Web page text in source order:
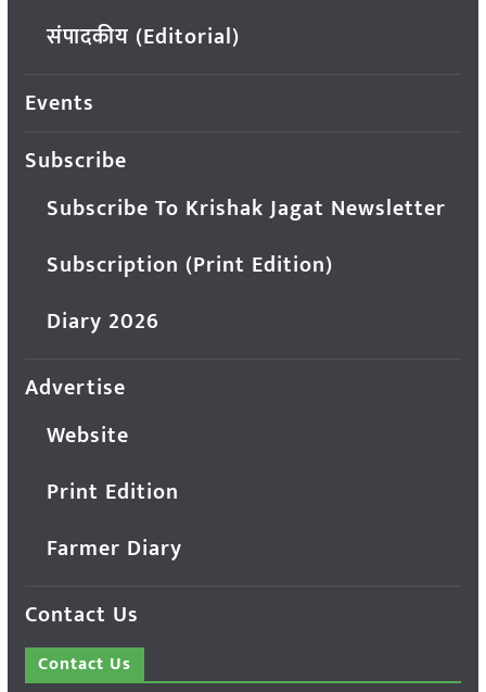
संपादकीय (Editorial)
Events
Subscribe
Subscribe To Krishak Jagat Newsletter
Subscription (Print Edition)
Diary 2026
Advertise
Website
Print Edition
Farmer Diary
Contact Us
Contact Us